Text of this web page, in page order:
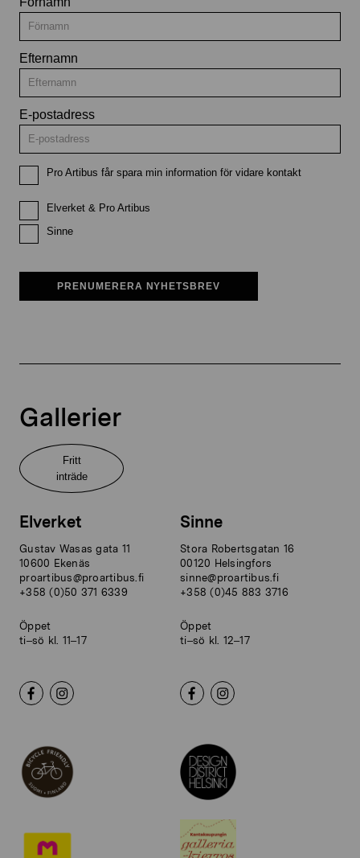
Efternamn
E-postadress
Pro Artibus får spara min information för vidare kontakt
Elverket & Pro Artibus
Sinne
PRENUMERERA NYHETSBREV
Gallerier
Fritt
inträde
Elverket
Gustav Wasas gata 11
10600 Ekenäs
proartibus@proartibus.fi
+358 (0)50 371 6339
Öppet
ti–sö kl. 11–17
Sinne
Stora Robertsgatan 16
00120 Helsingfors
sinne@proartibus.fi
+358 (0)45 883 3716
Öppet
ti–sö kl. 12–17